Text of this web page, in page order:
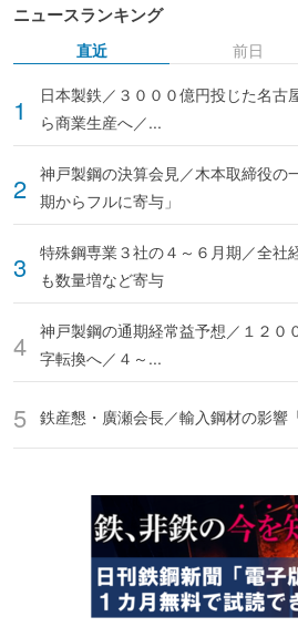
ニュースランキング
直近
日本製鉄／３０００億円投じた名古
ら商業生産へ／...
神戸製鋼の決算会見／木本取締役の
期からフルに寄与」
特殊鋼専業３社の４～６月期／全社
も数量増など寄与
神戸製鋼の通期経常益予想／１２０
字転換へ／４～...
鉄産懇・廣瀬会長／輸入鋼材の影響
前日